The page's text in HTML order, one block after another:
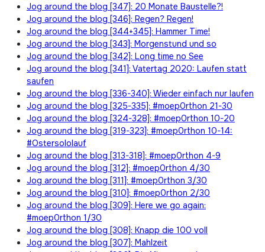
Jog around the blog [347]: 20 Monate Baustelle?!
Jog around the blog [346]: Regen? Regen!
Jog around the blog [344+345]: Hammer Time!
Jog around the blog [343]: Morgenstund und so
Jog around the blog [342]: Long time no See
Jog around the blog [341]: Vatertag 2020: Laufen statt
saufen
Jog around the blog [336-340]: Wieder einfach nur laufen
Jog around the blog [325-335]: #moep0rthon 21-30
Jog around the blog [324-328]: #moep0rthon 10-20
Jog around the blog [319-323]: #moep0rthon 10-14:
#Ostersololauf
Jog around the blog [313-318]: #moep0rthon 4-9
Jog around the blog [312]: #moep0rthon 4/30
Jog around the blog [311]: #moep0rthon 3/30
Jog around the blog [310]: #moep0rthon 2/30
Jog around the blog [309]: Here we go again:
#moep0rthon 1/30
Jog around the blog [308]: Knapp die 100 voll
Jog around the blog [307]: Mahlzeit